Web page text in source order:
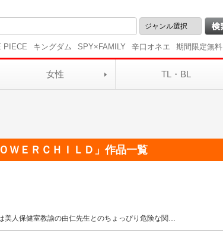
PIECE キングダム SPY×FAMILY 辛口オネエ 期間限定無料
女性 TL・BL
ＷＥＲＣＨＩＬＤ 」作品一覧
人保健室教諭の由仁先生とのちょっぴり危険な関…